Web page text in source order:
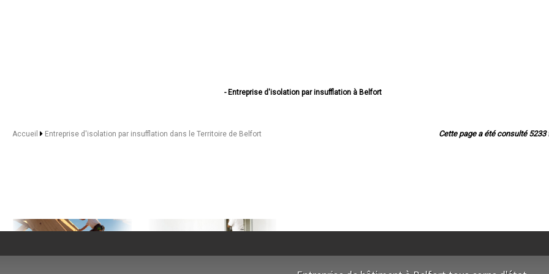
- Entreprise d'isolation par insufflation à Belfort
- Entreprise d'isolation par insufflation à Bavilliers
- Entreprise d'isolation par insufflation à Évette-Salbert
- Entreprise d'isolation par insufflation à Méziré
- Entreprise d'isolation par insufflation à Joncherey
Cette page a été consulté 5233
Accueil Entreprise d'isolation par insufflation dans le Territoire de Belfort